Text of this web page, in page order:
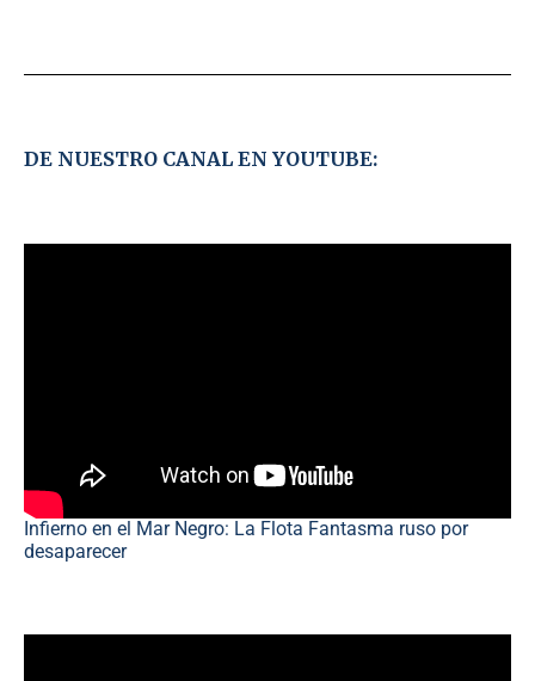
DE NUESTRO CANAL EN YOUTUBE:
Infierno en el Mar Negro: La Flota Fantasma ruso por
desaparecer